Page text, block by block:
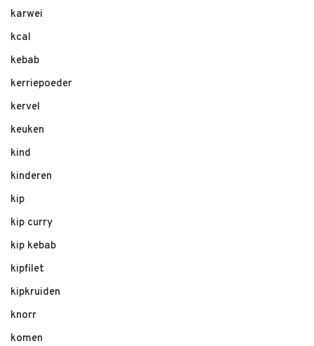
karwei
kcal
kebab
kerriepoeder
kervel
keuken
kind
kinderen
kip
kip curry
kip kebab
kipfilet
kipkruiden
knorr
komen